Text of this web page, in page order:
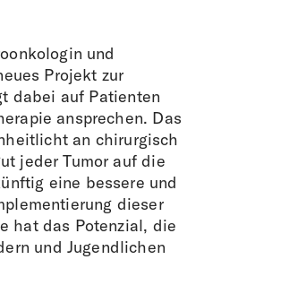
und
Projekt zur
dabei auf Patienten
ansprechen. Das
an chirurgisch
jeder Tumor auf die
eine bessere und
dieser
hat das Potenzial, die
und Jugendlichen